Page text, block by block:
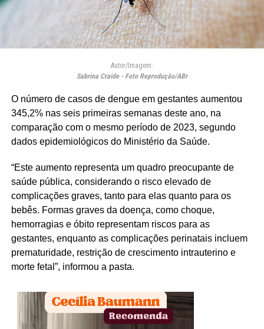
Autor/Imagem:
Sabrina Craide - Foto Reprodução/ABr
O número de casos de dengue em gestantes aumentou
345,2% nas seis primeiras semanas deste ano, na
comparação com o mesmo período de 2023, segundo
dados epidemiológicos do Ministério da Saúde.
“Este aumento representa um quadro preocupante de
saúde pública, considerando o risco elevado de
complicações graves, tanto para elas quanto para os
bebês. Formas graves da doença, como choque,
hemorragias e óbito representam riscos para as
gestantes, enquanto as complicações perinatais incluem
prematuridade, restrição de crescimento intrauterino e
morte fetal”, informou a pasta.